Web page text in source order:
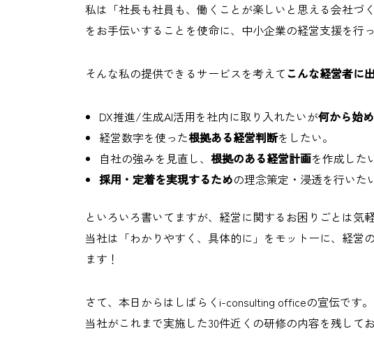
私は「社長も社員も、働くことが楽しいと思える会社づく
をお手伝いすることを使命に、中小企業の経営支援を行っ
そんな私の提供できるサービスを考えてこんな経営者に
DX推進/生成AI活用を社内に取り入れたいが何から始
経営数字を使った根拠ある経営判断をしたい。
自社の強みを見直し、 根拠のある経営計画を作成した
採用・定着を実現するための理念策定・浸透を行いた
といろいろ書いてますが、経営に関するお困りごとは気
当社は「わかりやすく、具体的に」をモットーに、経営
ます！
さて、本日からはしばらくi-consulting officeの宣伝です。
当社がこれまで実施した30件近くの研修の内容を残して